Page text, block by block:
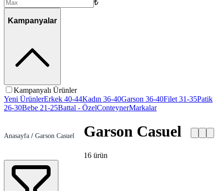
₺
Kampanyalar
Kampanyalı Ürünler
Yeni ÜrünlerErkek 40-44Kadın 36-40Garson 36-40Filet 31-35Patik
26-30Bebe 21-25Battal - ÖzelConteynerMarkalar
Anasayfa / Garson Casuel Garson Casuel
16 ürün